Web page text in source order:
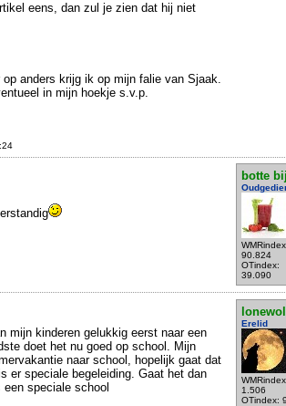
eens, dan zul je zien dat hij niet
anders krijg ik op mijn falie van Sjaak.
in mijn hoekje s.v.p.
botte
90.824
OTindex:
39.090
Erelid
1.506
OTindex:
mijn kinderen gelukkig eerst naar een
doet het nu goed op school. Mijn
naar school, hopelijk gaat dat
er speciale begeleiding. Gaat het dan
speciale school